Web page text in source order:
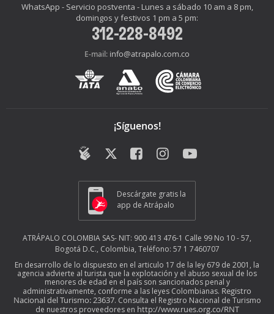
WhatsApp - Servicio postventa - Lunes a sábado 10 am a 8 pm,
domingos y festivos 1 pm a 5 pm:
312-228-8492
E-mail: info@atrapalo.com.co
¡Síguenos!
Descárgate gratis la
app de Atrápalo
ATRÁPALO COLOMBIA SAS- NIT: 900 413 476-1 Calle 99 No 10 - 57,
Bogotá D.C., Colombia, Teléfono: 57 1 7460707
En desarrollo de lo dispuesto en el articulo 17 de la ley 679 de 2001, la
agencia advierte al turista que la explotación y el abuso sexual de los
menores de edad en el país son sancionados penal y
administrativamente, conforme a las leyes Colombianas. Registro
Nacional del Turismo: 23637. Consulta el Registro Nacional de Turismo
de nuestros proveedores en http://www.rues.org.co/RNT